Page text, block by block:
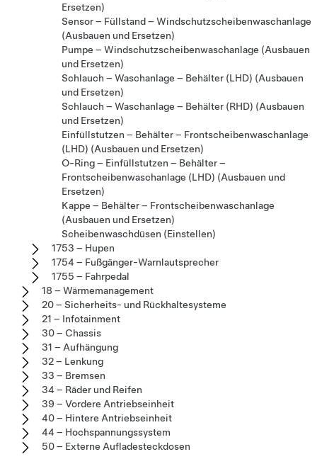
Ersetzen)
Sensor – Füllstand – Windschutzscheibenwaschanlage
(Ausbauen und Ersetzen)
Pumpe – Windschutzscheibenwaschanlage (Ausbauen
und Ersetzen)
Schlauch – Waschanlage – Behälter (LHD) (Ausbauen
und Ersetzen)
Schlauch – Waschanlage – Behälter (RHD) (Ausbauen
und Ersetzen)
Einfüllstutzen – Behälter – Frontscheibenwaschanlage
(LHD) (Ausbauen und Ersetzen)
O-Ring – Einfüllstutzen – Behälter –
Frontscheibenwaschanlage (LHD) (Ausbauen und
Ersetzen)
Kappe – Behälter – Frontscheibenwaschanlage
(Ausbauen und Ersetzen)
Scheibenwaschdüsen (Einstellen)
1753 – Hupen
1754 – Fußgänger-Warnlautsprecher
1755 – Fahrpedal
18 – Wärmemanagement
20 – Sicherheits- und Rückhaltesysteme
21 – Infotainment
30 – Chassis
31 – Aufhängung
32 – Lenkung
33 – Bremsen
34 – Räder und Reifen
39 – Vordere Antriebseinheit
40 – Hintere Antriebseinheit
44 – Hochspannungssystem
50 – Externe Aufladesteckdosen